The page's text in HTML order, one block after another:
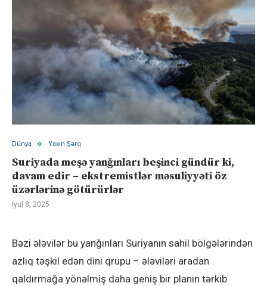
Dünya Yaxın Şərq
Suriyada meşə yanğınları beşinci gündür ki,
davam edir – ekstremistlər məsuliyyəti öz
üzərlərinə götürürlər
İyul 8, 2025
Bəzi ələvilər bu yanğınları Suriyanın sahil bölgələrindən
azlıq təşkil edən dini qrupu – ələviləri aradan
qaldırmağa yönəlmiş daha geniş bir planın tərkib